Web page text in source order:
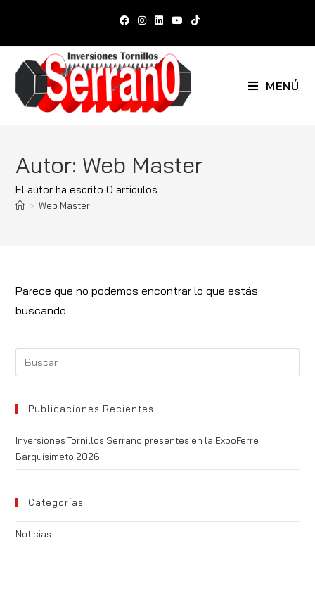
MENÚ
Autor: Web Master
El autor ha escrito 0 artículos
> Web Master
Parece que no podemos encontrar lo que estás
buscando.
Publicaciones Recientes
Inversiones Tornillos Serrano presentes en la ExpoFerre
Barquisimeto 2026
Categorías
Noticias